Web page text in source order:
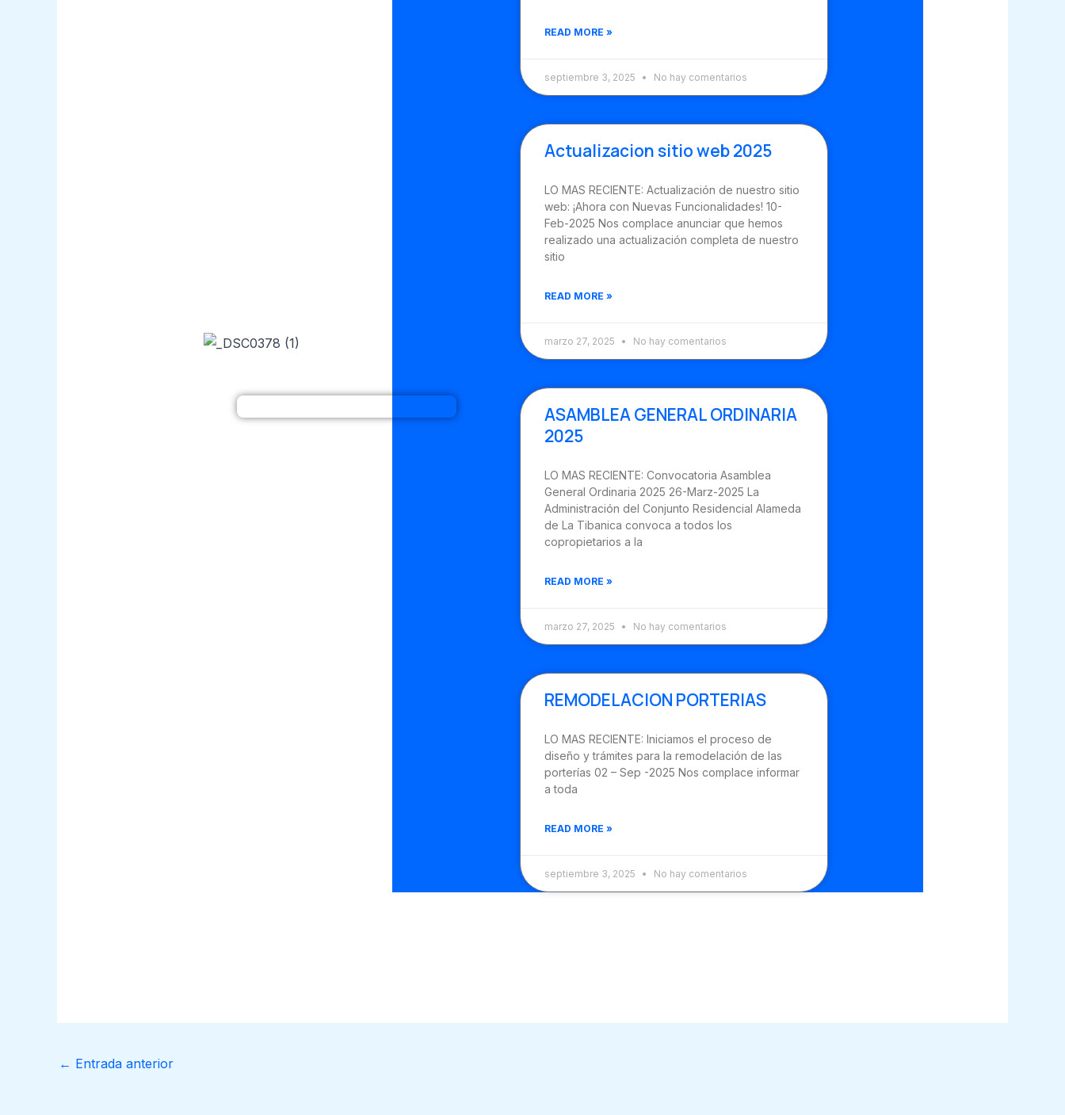
READ MORE »
septiembre 3, 2025 No hay comentarios
Actualizacion sitio web 2025
LO MAS RECIENTE: Actualización de nuestro sitio
web: ¡Ahora con Nuevas Funcionalidades! 10-
Feb-2025 Nos complace anunciar que hemos
realizado una actualización completa de nuestro
sitio
READ MORE »
marzo 27, 2025 No hay comentarios
ASAMBLEA GENERAL ORDINARIA
2025
LO MAS RECIENTE: Convocatoria Asamblea
General Ordinaria 2025 26-Marz-2025 La
Administración del Conjunto Residencial Alameda
de La Tibanica convoca a todos los
copropietarios a la
READ MORE »
marzo 27, 2025 No hay comentarios
REMODELACION PORTERIAS
LO MAS RECIENTE: Iniciamos el proceso de
diseño y trámites para la remodelación de las
porterías 02 – Sep -2025 Nos complace informar
a toda
READ MORE »
septiembre 3, 2025 No hay comentarios
← Entrada anterior